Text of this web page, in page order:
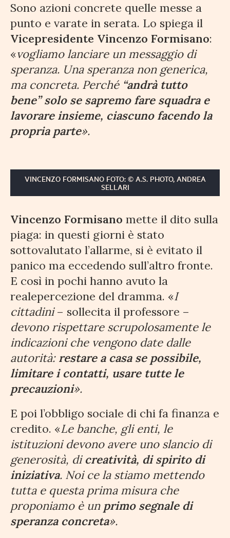
Sono azioni concrete quelle messe a
punto e varate in serata. Lo spiega il
Vicepresidente Vincenzo Formisano:
«vogliamo lanciare un messaggio di
speranza. Una speranza non generica,
ma concreta. Perché “andrà tutto
bene” solo se sapremo fare squadra e
lavorare insieme, ciascuno facendo la
propria parte».
VINCENZO FORMISANO FOTO: © A.S. PHOTO, ANDREA
SELLARI
Vincenzo Formisano mette il dito sulla
piaga: in questi giorni è stato
sottovalutato l’allarme, si è evitato il
panico ma eccedendo sull’altro fronte.
E così in pochi hanno avuto la
realepercezione del dramma. «I
cittadini– sollecita il professore –
devono rispettare scrupolosamente le
indicazioni che vengono date dalle
autorità: restare a casa se possibile,
limitare i contatti, usare tutte le
precauzioni».
E poi l’obbligo sociale di chi fa finanza e
credito. «Le banche, gli enti, le
istituzioni devono avere uno slancio di
generosità, dicreatività, di spirito di
iniziativa. Noi ce la stiamo mettendo
tutta e questa prima misura che
proponiamo è un primo segnale di
speranza concreta».